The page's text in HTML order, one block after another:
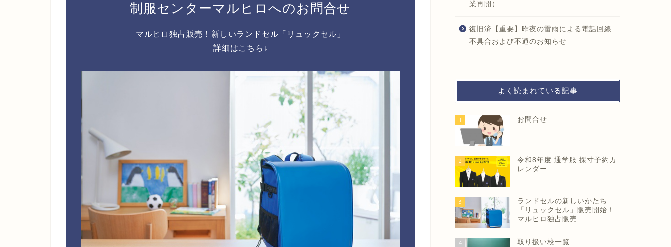
制服センターマルヒロへのお問合せ
マルヒロ独占販売！新しいランドセル「リュックセル」
詳細はこちら↓
業再開）
復旧済【重要】昨夜の雷雨による電話回線
不具合および不通のお知らせ
よく読まれている記事
1 お問合せ
2
令和8年度 通学服 採寸予約カ
レンダー
3
ランドセルの新しいかたち
「リュックセル」販売開始！
マルヒロ独占販売
4 取り扱い校一覧